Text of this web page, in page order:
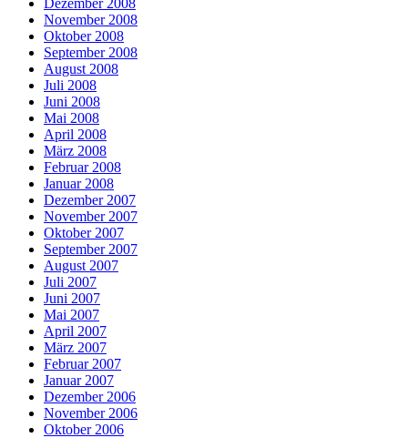
November 2008
Oktober 2008
September 2008
August 2008
Juli 2008
Juni 2008
Mai 2008
April 2008
März 2008
Februar 2008
Januar 2008
Dezember 2007
November 2007
Oktober 2007
September 2007
August 2007
Juli 2007
Juni 2007
Mai 2007
April 2007
März 2007
Februar 2007
Januar 2007
Dezember 2006
November 2006
Oktober 2006